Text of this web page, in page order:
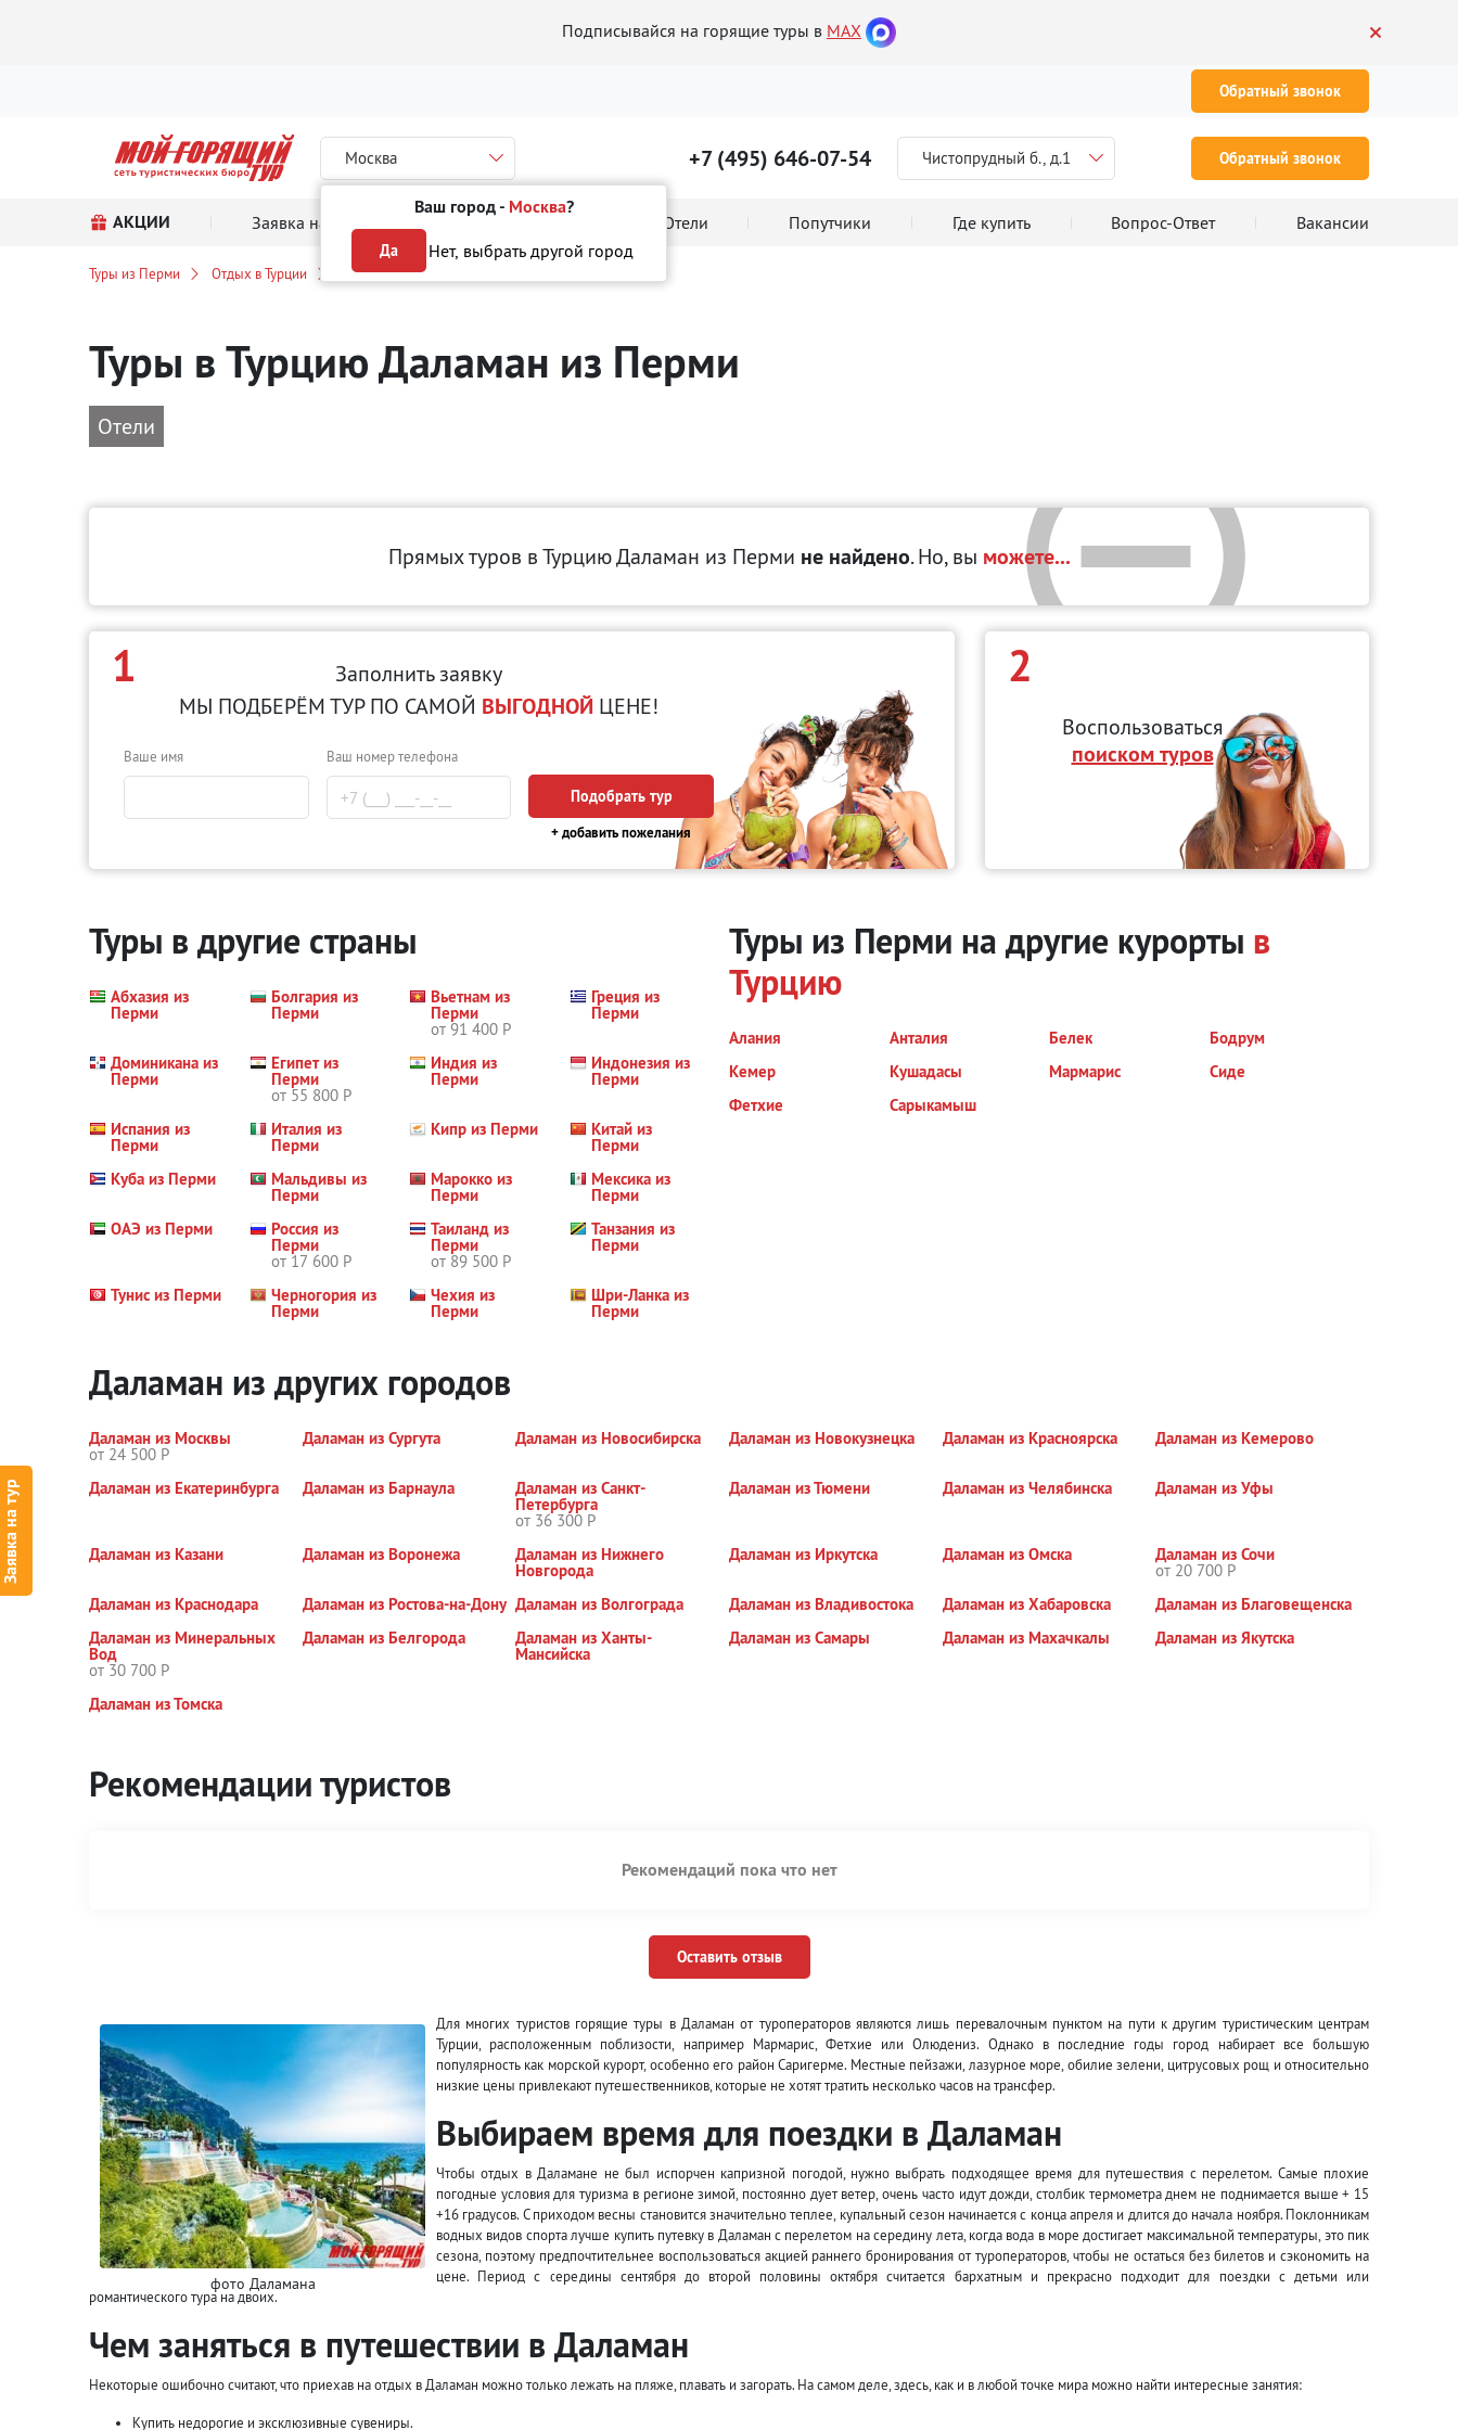
Заявка на тур
Подписывайся на горящие туры в MAX
Обратный звонок
Москва
Ваш город - Москва?
Да Нет, выбрать другой город
+7 (495) 646-07-54 Чистопрудный б., д.1 Обратный звонок
АКЦИИ Заявка на тур Поиск тура онлайн Отели Попутчики Где купить Вопрос-Ответ Вакансии
Туры из Перми Отдых в Турции Даламан
Туры в Турцию Даламан из Перми
Отели
Прямых туров в Турцию Даламан из Перми не найдено. Но, вы можете...
1
Заполнить заявку
МЫ ПОДБЕРЁМ ТУР ПО САМОЙ ВЫГОДНОЙ ЦЕНЕ!
Ваше имя Ваш номер телефона
Подобрать тур
+ добавить пожелания
2
Воспользоваться
поиском туров
Туры в другие страны
Абхазия из
Перми
Болгария из
Перми
Вьетнам из
Перми
от 91 400 Р
Греция из
Перми
Доминикана из
Перми
Египет из
Перми
от 55 800 Р
Индия из
Перми
Индонезия из
Перми
Испания из
Перми
Италия из
Перми
Кипр из Перми Китай из
Перми
Куба из Перми
Мальдивы из
Перми
Марокко из
Перми
Мексика из
Перми
ОАЭ из Перми
Россия из
Перми
от 17 600 Р
Таиланд из
Перми
от 89 500 Р
Танзания из
Перми
Тунис из Перми Черногория из
Перми
Чехия из
Перми
Шри-Ланка из
Перми
Туры из Перми на другие курорты в
Турцию
Алания Анталия Белек
Бодрум
Кемер
Кушадасы Мармарис
Сиде
Фетхие
Сарыкамыш
Даламан из других городов
Даламан из Москвы
от 24 500 Р
Даламан из Сургута Даламан из Новосибирска Даламан из Новокузнецка Даламан из Красноярска Даламан из Кемерово
Даламан из Екатеринбурга Даламан из Барнаула Даламан из Санкт-
Петербурга
от 36 300 Р
Даламан из Тюмени Даламан из Челябинска Даламан из Уфы
Даламан из Казани Даламан из Воронежа Даламан из Нижнего
Новгорода
Даламан из Иркутска Даламан из Омска Даламан из Сочи
от 20 700 Р
Даламан из Краснодара
Даламан из Ростова-на-Дону Даламан из Волгограда Даламан из Владивостока Даламан из Хабаровска
Даламан из Благовещенска
Даламан из Минеральных
Вод
от 30 700 Р
Даламан из Белгорода Даламан из Ханты-
Мансийска
Даламан из Самары Даламан из Махачкалы Даламан из Якутска
Даламан из Томска
Рекомендации туристов
Рекомендаций пока что нет
Оставить отзыв
фото Даламана
Для многих туристов горящие туры в Даламан от туроператоров являются лишь перевалочным пунктом на пути к другим туристическим центрам
Турции, расположенным поблизости, например Мармарис, Фетхие или Олюдениз. Однако в последние годы город набирает все большую
популярность как морской курорт, особенно его район Саригерме. Местные пейзажи, лазурное море, обилие зелени, цитрусовых рощ и относительно
низкие цены привлекают путешественников, которые не хотят тратить несколько часов на трансфер.
Выбираем время для поездки в Даламан
Чтобы отдых в Даламане не был испорчен капризной погодой, нужно выбрать подходящее время для путешествия с перелетом. Самые плохие
погодные условия для туризма в регионе зимой, постоянно дует ветер, очень часто идут дожди, столбик термометра днем не поднимается выше + 15
+16 градусов. С приходом весны становится значительно теплее, купальный сезон начинается с конца апреля и длится до начала ноября. Поклонникам
водных видов спорта лучше купить путевку в Даламан с перелетом на середину лета, когда вода в море достигает максимальной температуры, это пик
сезона, поэтому предпочтительнее воспользоваться акцией раннего бронирования от туроператоров, чтобы не остаться без билетов и сэкономить на
цене. Период с середины сентября до второй половины октября считается бархатным и прекрасно подходит для поездки с детьми или
романтического тура на двоих.
Чем заняться в путешествии в Даламан
Некоторые ошибочно считают, что приехав на отдых в Даламан можно только лежать на пляже, плавать и загорать. На самом деле, здесь, как и в любой точке мира можно найти интересные занятия:
Купить недорогие и эксклюзивные сувениры.